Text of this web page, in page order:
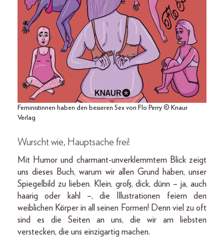
Feministinnen haben den besseren Sex von Flo Perry © Knaur
Verlag
Wurscht wie, Hauptsache frei!
Mit Humor und charmant-­unverklemmtem Blick zeigt
uns dieses Buch, warum wir allen Grund haben, unser
Spiegelbild zu lieben. Klein, groß, dick, dünn – ja, auch
haarig oder kahl –, die Illustrationen feiern den
weiblichen Körper in all seinen Formen! Denn viel zu oft
sind es die Seiten an uns, die wir am liebsten
verstecken, die uns einzigartig machen.